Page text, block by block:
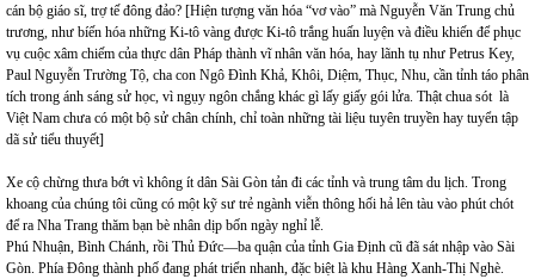
cán bộ giáo sĩ, trợ tế đông đảo? [Hiện tượng văn hóa “vơ vào” mà Nguyễn Văn Trung chủ
trương, như bíến hóa những Ki-tô vàng được Ki-tô trắng huấn luyện và điều khiến để phục
vụ cuộc xâm chiếm của thực dân Pháp thành vĩ nhân văn hóa, hay lãnh tụ như Petrus Key,
Paul Nguyễn Trường Tộ, cha con Ngô Đình Khả, Khôi, Diệm, Thục, Nhu, cần tỉnh táo phân
tích trong ánh sáng sử học, vì ngụy ngôn chắng khác gì lấy giấy gói lửa. Thật chua sót là
Việt Nam chưa có một bộ sử chân chính, chỉ toàn những tài liệu tuyên truyền hay tuyển tập
dã sử tiểu thuyết]
Xe cộ chừng thưa bớt vì không ít dân Sài Gòn tản đi các tỉnh và trung tâm du lịch. Trong
khoang của chúng tôi cũng có một kỹ sư trẻ ngành viễn thông hối hả lên tàu vào phút chót
để ra Nha Trang thăm bạn bè nhân dịp bốn ngày nghỉ lễ.
Phú Nhuận, Bình Chánh, rồi Thủ Đức—ba quận của tỉnh Gia Định cũ đã sát nhập vào Sài
Gòn. Phía Đông thành phố đang phát triển nhanh, đặc biệt là khu Hàng Xanh-Thị Nghè.